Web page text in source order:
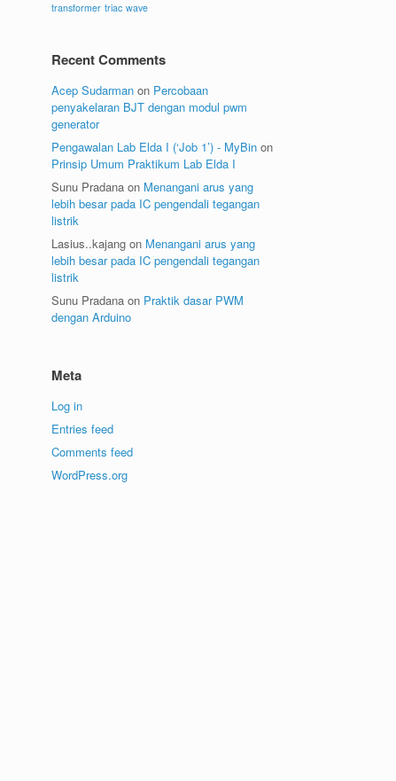
transformer triac wave
Recent Comments
Acep Sudarman on Percobaan
penyakelaran BJT dengan modul pwm
generator
Pengawalan Lab Elda I (‘Job 1’) - MyBin on
Prinsip Umum Praktikum Lab Elda I
Sunu Pradana on Menangani arus yang
lebih besar pada IC pengendali tegangan
listrik
Lasius..kajang on Menangani arus yang
lebih besar pada IC pengendali tegangan
listrik
Sunu Pradana on Praktik dasar PWM
dengan Arduino
Meta
Log in
Entries feed
Comments feed
WordPress.org